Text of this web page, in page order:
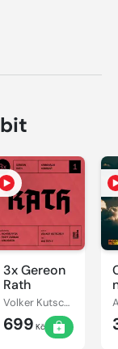
3x Gereon
Rath
Volker Kutscher
699 Kč